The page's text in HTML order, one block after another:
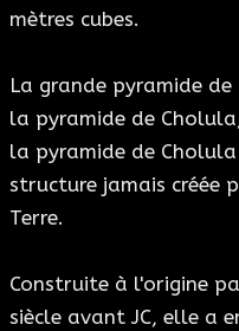
mètres cubes.
La grande pyramide
la pyramide de
la pyramide de
structure jamais créée
Terre.
Construite à l'origine
siècle avant JC, elle a